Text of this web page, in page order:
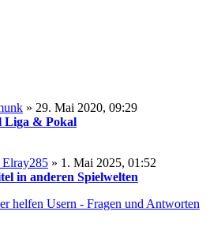
» 29. Mai 2020, 09:29
Liga & Pokal
» 1. Mai 2025, 01:52
in anderen Spielwelten
helfen Usern - Fragen und Antworten